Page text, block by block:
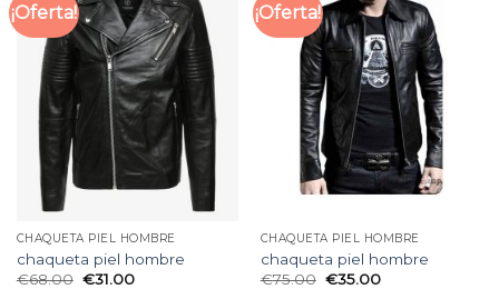
¡Oferta!
CHAQUETA PIEL HOMBRE
chaqueta piel hombre
€68.00 €31.00
¡Oferta!
CHAQUETA PIEL HOMBRE
chaqueta piel hombre
€75.00 €35.00